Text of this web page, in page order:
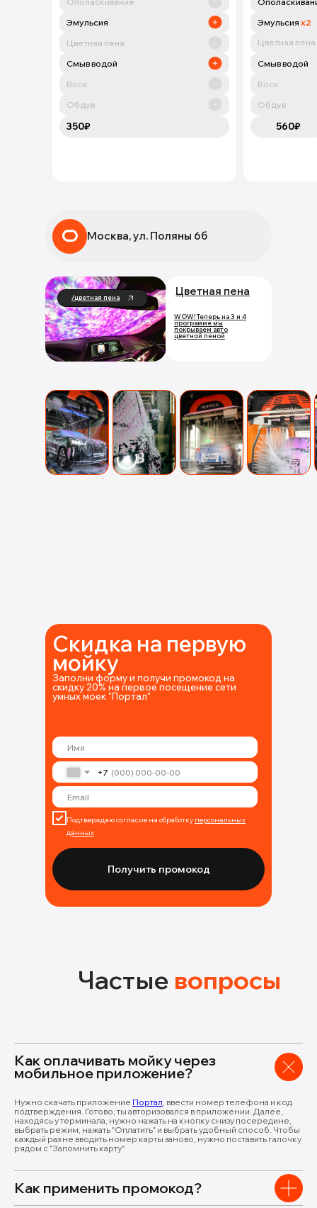
Эмульсия х2
Цветная пена
Смыв водой
Воск
Обдув
560₽
Эмульсия
Цветная пена
Смыв водой
Воск
Обдув
350₽
/цветная пена Цветная пена
WOW! Теперь на 3 и 4
программе мы
покрываем авто
цветной пеной
Москва, ул. Поляны 6б
Скидка на первую
мойку
Заполни форму и получи промокод на
скидку 20% на первое посещение сети
умных моек "Портал"
Получить промокод
+7
Подтверждаю согласие на обработку персональных
данных
Частые вопросы
Как оплачивать мойку через
мобильное приложение?
Нужно скачать приложение Портал, ввести номер телефона и код
подтверждения. Готово, ты авторизовался в приложении. Далее,
находясь у терминала, нужно нажать на кнопку снизу посередине,
выбрать режим, нажать "Оплатить" и выбрать удобный способ. Чтобы
каждый раз не вводить номер карты заново, нужно поставить галочку
рядом с "Запомнить карту"
Как применить промокод?